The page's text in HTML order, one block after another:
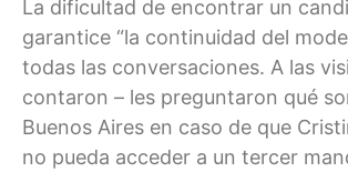
La dificultad de encontrar un
garantice “la continuidad del
todas las conversaciones. A las
contaron – les preguntaron qué
Buenos Aires en caso de que
no pueda acceder a un tercer